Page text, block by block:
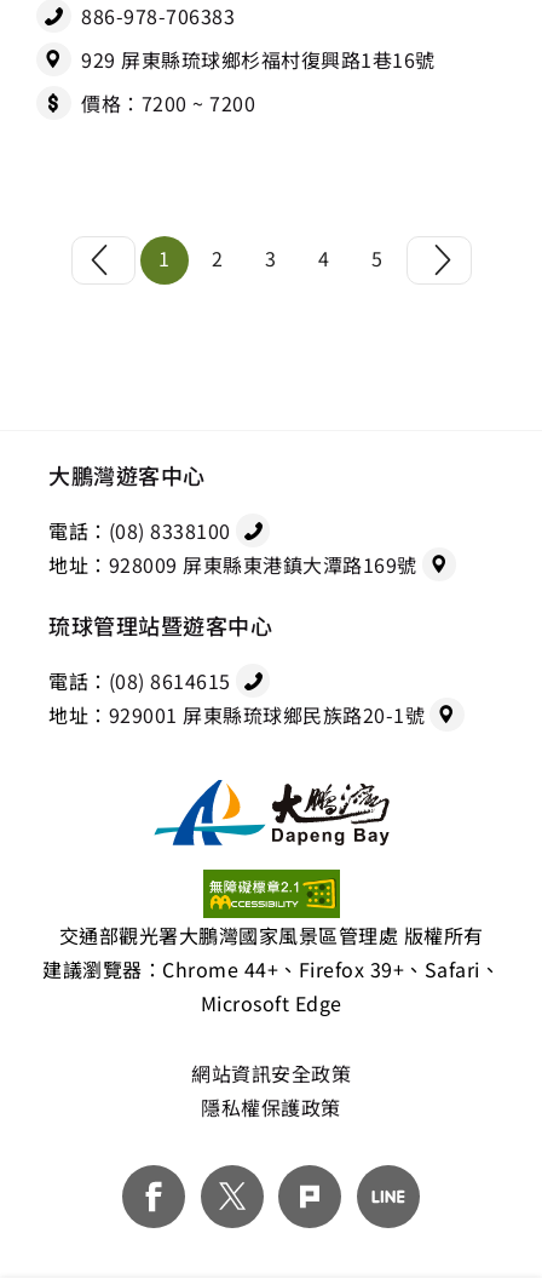
886-978-706383
929 屏東縣琉球鄉杉福村復興路1巷16號
價格：7200 ~ 7200
1 2 3 4 5
大鵬灣遊客中心
電話： (08) 8338100
地址： 928009 屏東縣東港鎮大潭路169號
琉球管理站暨遊客中心
電話： (08) 8614615
地址： 929001 屏東縣琉球鄉民族路20-1號
交通部觀光署大鵬灣國家風景區管理處 版權所有
建議瀏覽器：Chrome 44+、Firefox 39+、Safari、
Microsoft Edge
網站資訊安全政策
隱私權保護政策